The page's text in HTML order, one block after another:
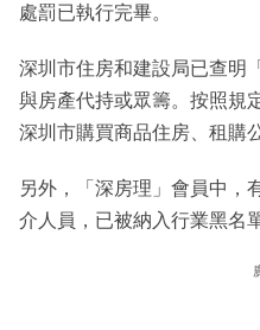
處罰已執行完畢。
深圳市住房和建設局已查明
與房產代持或眾籌。按照規
深圳市購買商品住房、租購
另外，「深房理」會員中，
介人員，已被納入行業黑名單